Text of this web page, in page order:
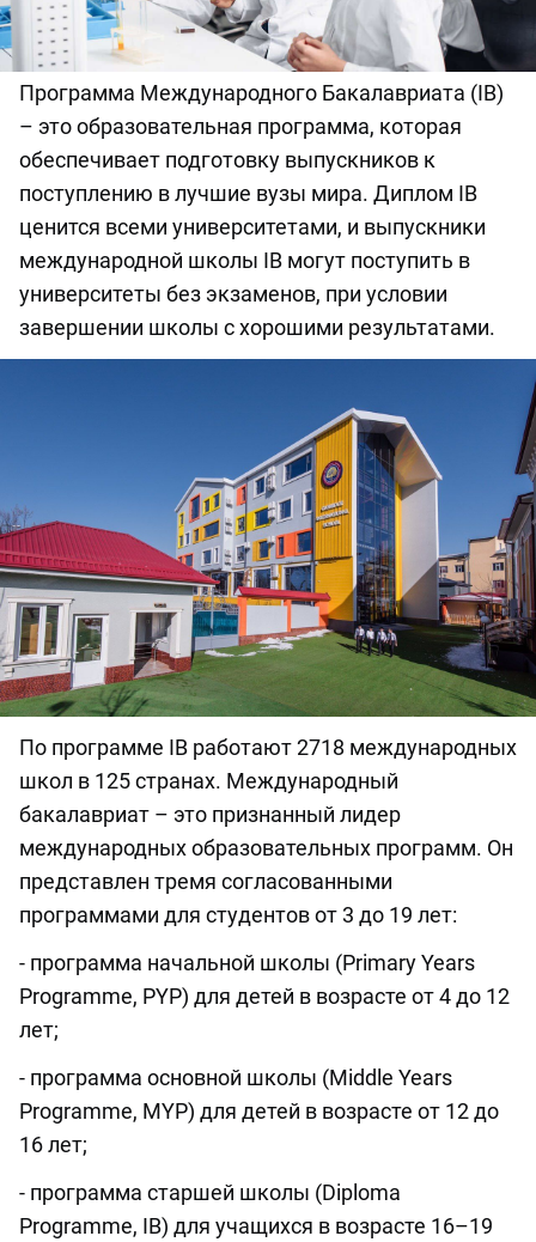
Программа Международного Бакалавриата (IB)
– это образовательная программа, которая
обеспечивает подготовку выпускников к
поступлению в лучшие вузы мира. Диплом IB
ценится всеми университетами, и выпускники
международной школы IB могут поступить в
университеты без экзаменов, при условии
завершении школы с хорошими результатами.
По программе IB работают 2718 международных
школ в 125 странах. Международный
бакалавриат – это признанный лидер
международных образовательных программ. Он
представлен тремя согласованными
программами для студентов от 3 до 19 лет:
- программа начальной школы (Primary Years
Programme, PYP) для детей в возрасте от 4 до 12
лет;
- программа основной школы (Middle Years
Programme, MYP) для детей в возрасте от 12 до
16 лет;
- программа старшей школы (Diploma
Programme, IB) для учащихся в возрасте 16–19